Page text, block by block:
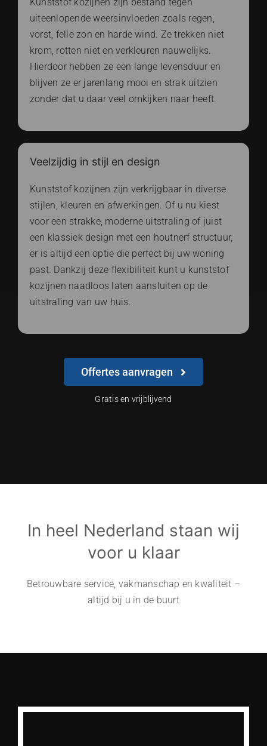
Kunststof kozijnen zijn bestand tegen
uiteenlopende weersinvloeden zoals regen,
vorst, felle zon en harde wind. Ze trekken niet
krom, rotten niet en verkleuren nauwelijks.
Hierdoor hebben ze een lange levensduur en
blijven ze er jarenlang mooi en strak uitzien
zonder dat u daar veel omkijken naar heeft.
Veelzijdig in stijl en design
Kunststof kozijnen zijn verkrijgbaar in diverse
stijlen, kleuren en afwerkingen. Of u nu kiest
voor een strakke, moderne uitstraling of juist
een klassiek design met een houtnerf structuur,
er is altijd een optie die perfect bij uw woning
past. Dankzij deze flexibiliteit kunt u kunststof
kozijnen naadloos laten aansluiten op de
uitstraling van uw huis.
Offertes aanvragen
Gratis en vrijblijvend
In heel Nederland staan wij
voor u klaar
Betrouwbare service, vakmanschap en kwaliteit –
altijd bij u in de buurt